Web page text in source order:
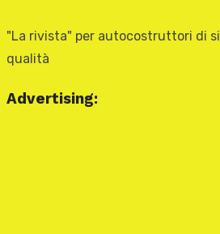
"La rivista" per autocostruttori di
qualità
Advertising: